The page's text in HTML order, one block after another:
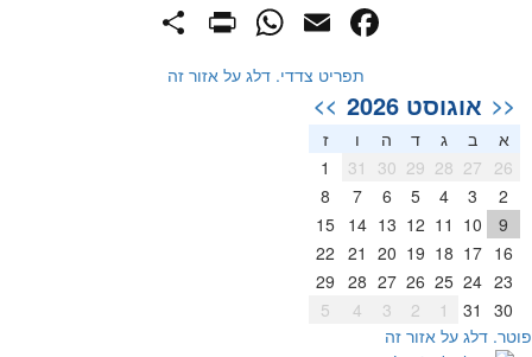
Facebook
Email
WhatsApp
תפריט צדדי. דלג על אזור זה
<< אוגוסט 2026 >>
א ב ג ד ה
ז
26
27
28
29
30
31
2
3
4
5
6
7
8
9
10
11
12
13
14
15
16
17
18
19
20
21
22
23
24
25
26
27
28
29
30
31
2
3
4
5
דלג על אזור זה